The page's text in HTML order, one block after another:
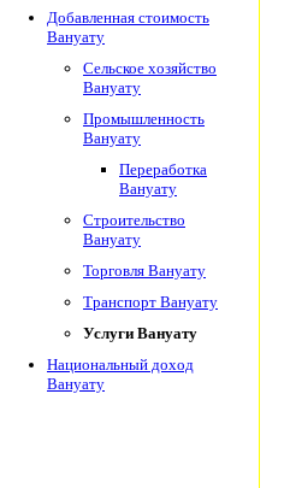
Добавленная стоимость
Вануату
Сельское хозяйство
Вануату
Промышленность
Вануату
Переработка
Вануату
Строительство
Вануату
Торговля Вануату
Транспорт Вануату
Услуги Вануату
Национальный доход
Вануату